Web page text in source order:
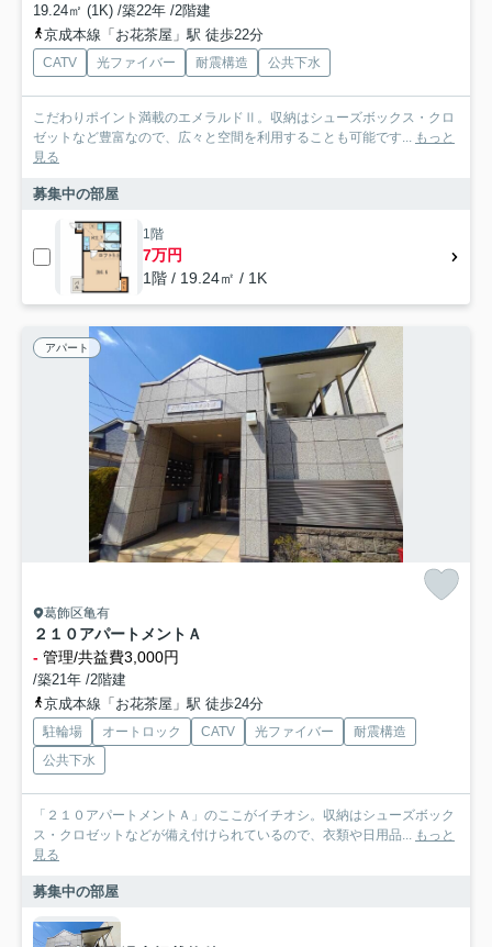
19.24㎡ (1K) /築22年 /2階建
京成本線「お花茶屋」駅 徒歩22分
CATV 光ファイバー 耐震構造 公共下水
こだわりポイント満載のエメラルドⅡ。収納はシューズボックス・クロ
ゼットなど豊富なので、広々と空間を利用することも可能です... もっと
見る
募集中の部屋
1階
7万円
1階 / 19.24㎡ / 1K
アパート
葛飾区亀有
２１０アパートメントＡ
- 管理/共益費3,000円
/築21年 /2階建
京成本線「お花茶屋」駅 徒歩24分
駐輪場 オートロック CATV 光ファイバー
耐震構造
公共下水
「２１０アパートメントＡ」のここがイチオシ。収納はシューズボック
ス・クロゼットなどが備え付けられているので、衣類や日用品... もっと
見る
募集中の部屋